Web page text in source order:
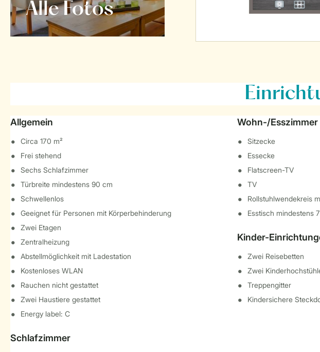
Alle Fotos
Allgemein
Circa 170 m²
Frei stehend
Sechs Schlafzimmer
Türbreite mindestens 90 cm
Schwellenlos
Geeignet für Personen mit Körperbehinderung
Zwei Etagen
Zentralheizung
Abstellmöglichkeit mit Ladestation
Kostenloses WLAN
Rauchen nicht gestattet
Zwei Haustiere gestattet
Energy label: C
Schlafzimmer
Wohn-/Esszimmer
Sitzecke
Essecke
Flatscreen-TV
TV
Rollstuhlwendekreis
Esstisch mindestens
Kinder-
Zwei Reisebetten
Zwei
Treppengitter
Kindersichere